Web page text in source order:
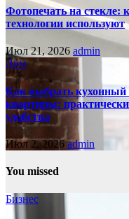
Фотопечать на стекле:
технологии используют
Июл 21, 2026 admin
Дом
Как выбрать кухонный
квартиры:
удобства
Июл 2, 2026admin
You missed
Бизнес